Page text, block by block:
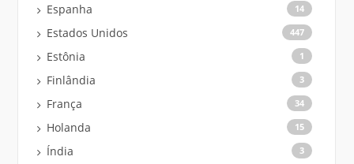
Espanha 14
Estados Unidos 447
Estônia 1
Finlândia 3
França 34
Holanda 15
Índia 3